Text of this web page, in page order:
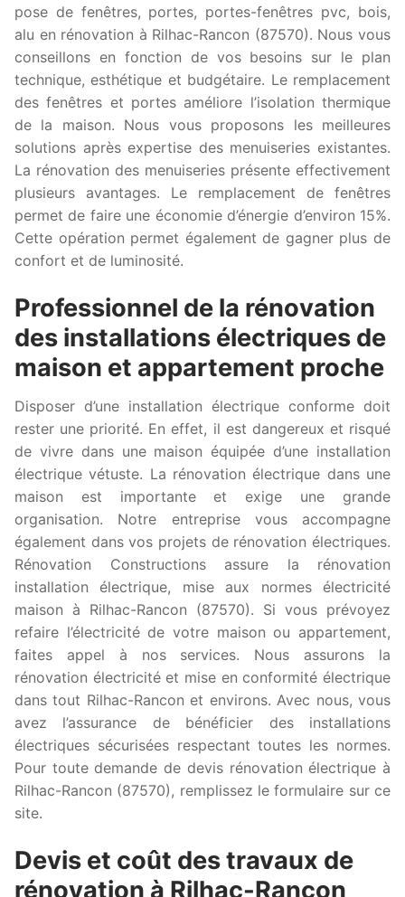
pose de fenêtres, portes, portes-fenêtres pvc, bois,
alu en rénovation à Rilhac-Rancon (87570). Nous vous
conseillons en fonction de vos besoins sur le plan
technique, esthétique et budgétaire. Le remplacement
des fenêtres et portes améliore l’isolation thermique
de la maison. Nous vous proposons les meilleures
solutions après expertise des menuiseries existantes.
La rénovation des menuiseries présente effectivement
plusieurs avantages. Le remplacement de fenêtres
permet de faire une économie d’énergie d’environ 15%.
Cette opération permet également de gagner plus de
confort et de luminosité.
Professionnel de la rénovation
des installations électriques de
maison et appartement proche
Disposer d’une installation électrique conforme doit
rester une priorité. En effet, il est dangereux et risqué
de vivre dans une maison équipée d’une installation
électrique vétuste. La rénovation électrique dans une
maison est importante et exige une grande
organisation. Notre entreprise vous accompagne
également dans vos projets de rénovation électriques.
Rénovation Constructions assure la rénovation
installation électrique, mise aux normes électricité
maison à Rilhac-Rancon (87570). Si vous prévoyez
refaire l’électricité de votre maison ou appartement,
faites appel à nos services. Nous assurons la
rénovation électricité et mise en conformité électrique
dans tout Rilhac-Rancon et environs. Avec nous, vous
avez l’assurance de bénéficier des installations
électriques sécurisées respectant toutes les normes.
Pour toute demande de devis rénovation électrique à
Rilhac-Rancon (87570), remplissez le formulaire sur ce
site.
Devis et coût des travaux de
rénovation à Rilhac-Rancon